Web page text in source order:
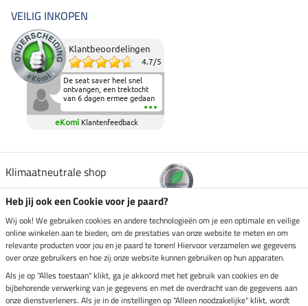
VEILIG INKOPEN
Klantbeoordelingen
4.7/5
De seat saver heel snel
ontvangen, een trektocht
van 6 dagen ermee gedaan
en deze heeft de beproeving
fantastisch doorstaan.
Heerlijk zacht om op te
elkaar in het zadel.
eKomi Klantenfeedback
Klimaatneutrale shop
Verzending per
Veilig betalen met
Heb jij ook een Cookie voor je paard?
Wij ook! We gebruiken cookies en andere technologieën om je een optimale en veilige
online winkelen aan te bieden, om de prestaties van onze website te meten en om
relevante producten voor jou en je paard te tonen! Hiervoor verzamelen we gegevens
over onze gebruikers en hoe zij onze website kunnen gebruiken op hun apparaten.
Als je op "Alles toestaan" klikt, ga je akkoord met het gebruik van cookies en de
bijbehorende verwerking van je gegevens en met de overdracht van de gegevens aan
onze dienstverleners. Als je in de instellingen op "Alleen noodzakelijke" klikt, wordt